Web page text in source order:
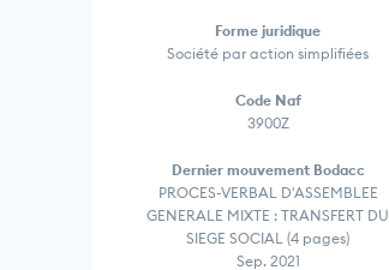
Forme juridique
Société par action simplifiées
Code Naf
3900Z
Dernier mouvement Bodacc
PROCES-VERBAL D'ASSEMBLEE
GENERALE MIXTE : TRANSFERT DU
SIEGE SOCIAL (4 pages)
Sep. 2021